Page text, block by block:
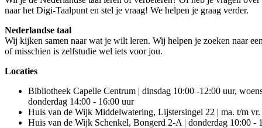
naar het Digi-Taalpunt en stel je vraag! We helpen je graag verder.
Nederlandse taal
Wij kijken samen naar wat je wilt leren. Wij helpen je zoeken naar
of misschien is zelfstudie wel iets voor jou.
Locaties
Bibliotheek Capelle Centrum | dinsdag 10:00 -12:00 uur,
donderdag 14:00 - 16:00 uur
Huis van de Wijk Middelwatering, Lijstersingel 22 | ma. t/m
Huis van de Wijk Schenkel, Bongerd 2-A | donderdag 10:00 -